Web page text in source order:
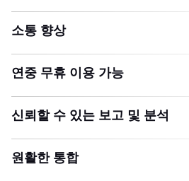
소통 향상
연중 무휴 이용 가능
신뢰할 수 있는 보고 및 분석
원활한 통합